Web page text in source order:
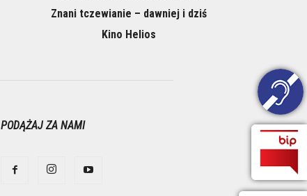
Znani tczewianie – dawniej i dziś
Kino Helios
PODĄŻAJ ZA NAMI